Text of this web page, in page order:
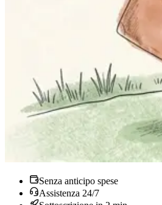
Senza anticipo spese
Assistenza 24/7